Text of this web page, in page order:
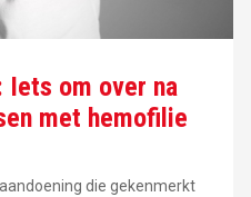
Iets om over na
met hemofilie
die gekenmerkt